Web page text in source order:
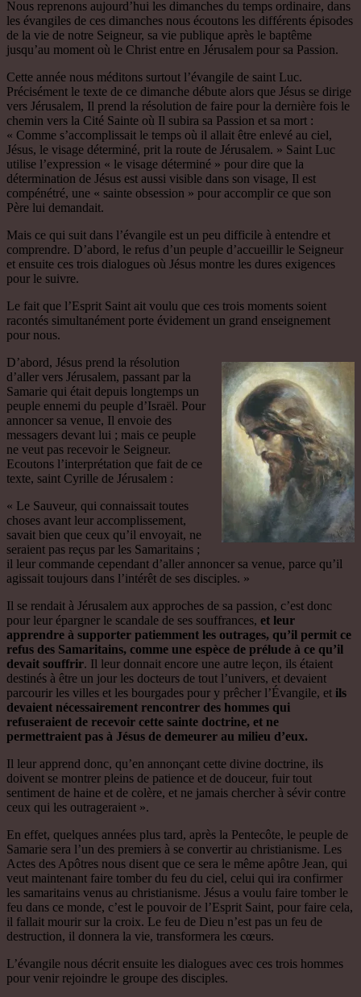
Nous reprenons aujourd’hui les dimanches du temps ordinaire, dans
les évangiles de ces dimanches nous écoutons les différents épisodes
de la vie de notre Seigneur, sa vie publique après le baptême
jusqu’au moment où le Christ entre en Jérusalem pour sa Passion.
Cette année nous méditons surtout l’évangile de saint Luc.
Précisément le texte de ce dimanche débute alors que Jésus se dirige
vers Jérusalem, Il prend la résolution de faire pour la dernière fois le
chemin vers la Cité Sainte où Il subira sa Passion et sa mort :
« Comme s’accomplissait le temps où il allait être enlevé au ciel,
Jésus, le visage déterminé, prit la route de Jérusalem. » Saint Luc
utilise l’expression « le visage déterminé » pour dire que la
détermination de Jésus est aussi visible dans son visage, Il est
compénétré, une « sainte obsession » pour accomplir ce que son
Père lui demandait.
Mais ce qui suit dans l’évangile est un peu difficile à entendre et
comprendre. D’abord, le refus d’un peuple d’accueillir le Seigneur
et ensuite ces trois dialogues où Jésus montre les dures exigences
pour le suivre.
Le fait que l’Esprit Saint ait voulu que ces trois moments soient
racontés simultanément porte évidement un grand enseignement
pour nous.
D’abord, Jésus prend la résolution
d’aller vers Jérusalem, passant par la
Samarie qui était depuis longtemps un
peuple ennemi du peuple d’Israël. Pour
annoncer sa venue, Il envoie des
messagers devant lui ; mais ce peuple
ne veut pas recevoir le Seigneur.
Ecoutons l’interprétation que fait de ce
texte, saint Cyrille de Jérusalem :
« Le Sauveur, qui connaissait toutes
choses avant leur accomplissement,
savait bien que ceux qu’il envoyait, ne
seraient pas reçus par les Samaritains ;
il leur commande cependant d’aller annoncer sa venue, parce qu’il
agissait toujours dans l’intérêt de ses disciples. »
Il se rendait à Jérusalem aux approches de sa passion, c’est donc
pour leur épargner le scandale de ses souffrances, et leur
apprendre à supporter patiemment les outrages, qu’il permit ce
refus des Samaritains, comme une espèce de prélude à ce qu’il
devait souffrir. Il leur donnait encore une autre leçon, ils étaient
destinés à être un jour les docteurs de tout l’univers, et devaient
parcourir les villes et les bourgades pour y prêcher l’Évangile, et ils
devaient nécessairement rencontrer des hommes qui
refuseraient de recevoir cette sainte doctrine, et ne
permettraient pas à Jésus de demeurer au milieu d’eux.
Il leur apprend donc, qu’en annonçant cette divine doctrine, ils
doivent se montrer pleins de patience et de douceur, fuir tout
sentiment de haine et de colère, et ne jamais chercher à sévir contre
ceux qui les outrageraient ».
En effet, quelques années plus tard, après la Pentecôte, le peuple de
Samarie sera l’un des premiers à se convertir au christianisme. Les
Actes des Apôtres nous disent que ce sera le même apôtre Jean, qui
veut maintenant faire tomber du feu du ciel, celui qui ira confirmer
les samaritains venus au christianisme. Jésus a voulu faire tomber le
feu dans ce monde, c’est le pouvoir de l’Esprit Saint, pour faire cela,
il fallait mourir sur la croix. Le feu de Dieu n’est pas un feu de
destruction, il donnera la vie, transformera les cœurs.
L’évangile nous décrit ensuite les dialogues avec ces trois hommes
pour venir rejoindre le groupe des disciples.